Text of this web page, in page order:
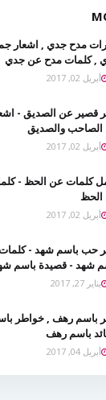
مدح جدي , اشعار
, كلمات مدح عن جدي
أبريل 02, 2017
قصير عن الصديق -
والصديق
أبريل 02, 2017
كلمات عن الحظ -
أبريل 02, 2017
حب باسم شهد - كلمات
شهد - قصيدة باسم
يناير 27, 2017
باسم رهف , خواطر
باسم رهف
أبريل 04, 2017